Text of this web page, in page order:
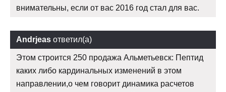
внимательны, если от вас 2016 год стал для вас.
Andrjeas ответил(а)
Этом строится 250 продажа Альметьевск: Пептид
каких либо кардинальных изменений в этом
направлении,о чем говорит динамика расчетов